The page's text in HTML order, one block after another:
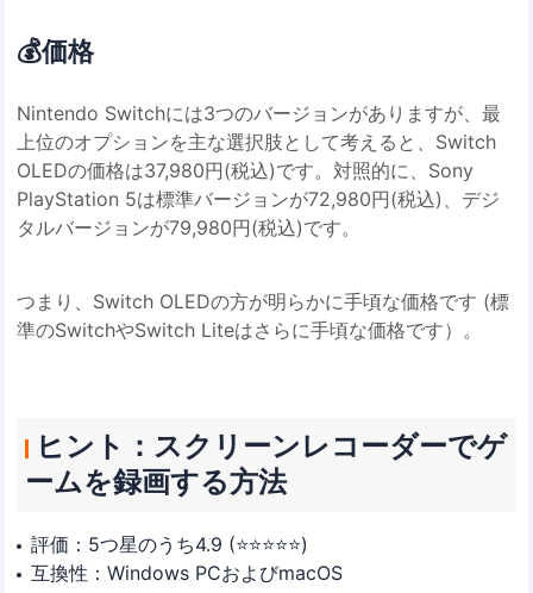
💰価格
Nintendo Switchには3つのバージョンがありますが、最
上位のオプションを主な選択肢として考えると、Switch
OLEDの価格は37,980円(税込)です。対照的に、Sony
PlayStation 5は標準バージョンが72,980円(税込)、デジ
タルバージョンが79,980円(税込)です。
つまり、Switch OLEDの方が明らかに手頃な価格です (標
準のSwitchやSwitch Liteはさらに手頃な価格です）。
ヒント：スクリーンレコーダーでゲ
ームを録画する方法
評価：5つ星のうち4.9 (⭐⭐⭐⭐⭐)
互換性：Windows PCおよびmacOS